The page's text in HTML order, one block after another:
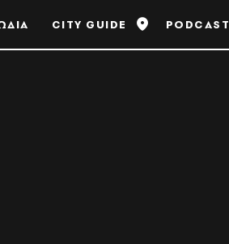
CITY GUIDE PODCAST